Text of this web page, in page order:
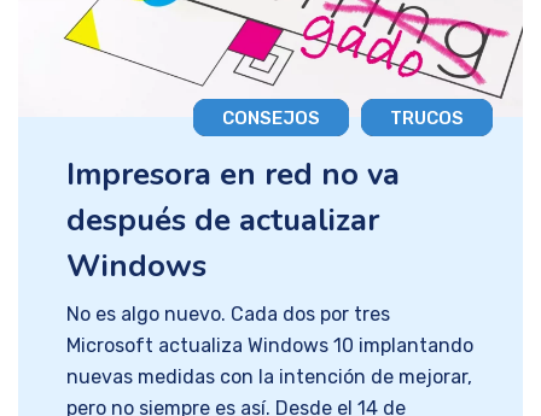
CONSEJOS TRUCOS
Impresora en red no va
después de actualizar
Windows
No es algo nuevo. Cada dos por tres Microsoft actualiza Windows 10 implantando nuevas medidas con la intención de mejorar, pero no siempre es así. Desde el 14 de Septiembre con la actualización mensual del sistema operativo, muchos tenemos serios problemas para que nuestras impresoras funcionen en red. Al final del artículo puedes descargar el parche para solucionar el error!! Esperábamos una solución con el reajuste de octubre, pero no llegó. El día 11 llegó la de noviembre, que tampoco incluía un remedio definitivo. Bueno, ni parcial. La pesadilla viene de lejos PrintNightmare, una vulnerabilidad de Windows 10 en la cola de impresión, permite ejecutar código remoto, y desde hace mucho hackers han aprovechado a quienes no parchean sus equipos para hacer de las suyas. Tras conocer una nueva debilidad en Junio de este mismo año, los de Redmond no perdieron tiempo y en tres meses ya tenían preparada su solución. Se conoce que con tanta prisa esta gente no hizo las comprobaciones necesarias para que quienes imprimían documentos en red no se vuelvan locos actualmente para poder conectar sus dispositivos a las impresoras. Aquí te espero… Confiando en las famosas actualizaciones mensuales de Win, todos esperamos al día 12 de octubre, a ver qué pasaba. Nada, todo sigue igual, o al menos muchos seguíamos sin esa solución. .-Tranquilos, que en la de noviembre ( llegó el día 11) todo se solucionará. – Nanay. Ha llegado la fecha, la actualización, y el error se repite. Qué desastre, amigos. Los remedios, pff… Bueno, parece que las actualizaciones KB5005565, KB500556, 6KB5006670 y la del día 12, que ni recuerdo el nombre, son las causantes del desaguisado. Pues la solución más utilizada ha sido la propuesta por los usuarios de un conocido foro de discusión llamado BleepingComputer. Desinstalar estas actualizaciones, a la espera de que Microsoft responda con una nueva que nos despierte de la pesadilla. Más adelante en ese mismo foro plantearon otra solución que me llamó la atención. La solución, que no es mía, pero lo será Los foreros de BleepingComputer proponían rescatar la librería de la cola de impresión de la última versión de Windows en la que funcionaba e intercambiarla por la nueva. Me gustó. Y es que, renunciar a todos los parches que puedan solucionar estas actualizaciones desinstalándolas me parece demasiado riesgo para mis equipos. Elijo el mal menor, puesto que, la solución de cambiar la dll también provocará vulnerabilidad añadida. Pues manos a la obra. Siguiendo las instrucciones que encontré en el dichoso foro, las tareas a realizar iban a ser las siguientes, Crear una entrada en el registro (RpcAuthnLevelPrivacyEnabled). Microsoft desde la actualización de setiembre habilitó la mitigación CVE-2021-1678. con esta entrada , la anularemos. Conseguir el archivo win32spl.dll de un equipo que no se hubiese actualizado, y reemplazarlo por el actual, esto devolverá la normalidad a cada equipo de nuestra red. Parece fácil, verdad. Pues no Al tajo, lo primero, al registro. Para ahorrarme el currazo de fotografiar todo el proceso voy a hacer acopio de lo que publicó en su momento appuals.com y mato dos pajareles de un tiro. Vosotros aprendéis el proceso, y yo me dedico al final de la publicación. Así que ya sabéis, visitad appuals.com, (¡qué buenos son, los padres franciscanos, qué buenos son, que nos llevan de excursión. nianoniii!). Nota: Las instrucciones a continuación son idénticas independientemente de si está en Windows 10 o Windows 11. Presione la tecla de Windows + R para abrir un cuadro de diálogo Ejecutar . Luego, escriba ‘regedit’ dentro del cuadro de texto y presione Ctrl + Shift + Enter para abrir el Editor del Registro con privilegios administrativos. Abrir una nueva ventana del Editor del registro Una vez que se le solicite el mensaje de Control de cuentas de usuario , haga clic en Sí para otorgar privilegios administrativos. Una vez que esté dentro del Editor del registro, use el menú de la izquierda para navegar a la siguiente ubicación: HKEY_LOCAL_MACHINE \ System \ CurrentControlSet \ Control \ Print Nota: Puede navegar a esta ubicación manualmente (haciendo clic en cada tecla) o puede pegar la ruta completa en la barra de navegación en la parte superior y presionar Enter para llegar allí instantáneamente. Una vez que esté dentro de la ubicación correcta, asegúrese de que la tecla Imprimir esté seleccionada, luego muévase a la sección de la derecha, haga clic con el botón derecho en un espacio vacío y seleccione Nuevo> Valor DWORD de 32 bits . Creando un nuevo valor DWORD A continuación, nombrar el valor de registro recién creado como RpcAuthnLevelPrivacyEnabled y presione Entrar para guardar los cambios. Finalmente, haga doble clic en el valor RpcAuthnLevelPrivacyEnabled recién creado . Una vez que esté dentro del menú Editar , establezca la Base en Hexadecimal y los Datos del valor en 0 antes de hacer clic en Aceptar para guardar los cambios. Edición de la clave RpcAuthnLevelPrivacyEnabled Una vez que se haya completado esta modificación, reinicie su PC. Total, ná. No se vayan todavía, aún hay más Si, si. Esa era la primera tarea, ahora hay que reemplazar el dichoso archivo. Pan comido, ¿verdad? Prrrrtz. Para entender que no es tan fácil os diré que el archivo está «protegido» por TrustInstaller, y si no fuera poco, está controlado por un servicio que está siempre en ejecución. En internet hay varios sitios desde donde conseguir el archivo deseado: win32spl.dll. Demos por sentado que ya lo tenemos descargado y a buen recaudo. Primero hay que detener el servicio «cola de impresión» pulsando el atajo de teclado Windows + R, y escribiendo services.msc. Tras esto hacemos clic en Aceptar. En la ventana que aparecerá, veremos una lista. Tenemos que buscar Cola de impresión y seleccionar el elemento. A la izquierda de la ventana veremos dos opciones. Una para detener el servicio y otra para reiniciar el servicio. Tened esto en cuenta porque ahora lo vamos a detener, pero al terminar, lo hemos de reiniciar… Ya está parada la cola, vamos a reemplazar el archivo, que como os decía anteriormente, es propiedad de TrustInstaller. Para explicar como cambiar esa propiedad volveré a hacer acopio de datos de otra web en la que lo explican muy bien. troubleshootingcentral.com Esta buena gente se ha pegado un currazo para darnos el tostón, estooo, para hacernos un tutorial para apropiarnos del derecho a modificar el ansiado archivo dll. Ahí va. Ya lo dijo Manuel Luque, protagonista del anuncio de Colón. Vaya a troubleshootingcentral.com y si encuentra algo mejor, visítelo( me ahorro un montón de tecleo, que menos que hacerles publicidad, ¿eh?). La forma más fácil de obtener la propiedad de un archivo o carpeta que desea modificar, acceder o eliminar es a través de su explorador de archivos y con permisos especiales avanzados. Para utilizar este método, inicie sesión como administrador y luego complete los siguientes pasos. Abra su explorador de archivos y busque el archivo o carpeta que desea modificar, eliminar o adquirir propiedad. Haga clic derecho en el archivo o carpeta y elija propiedades en el menú que aparece. En la ventana de propiedades, haga clic en la pestaña de seguridad en la parte superior. Debajo del cuadro «permisos para el sistema», verá un botón avanzado con un texto a la izquierda que dice: para permisos especiales o configuraciones avanzadas, haga clic en avanzado. Haga clic en el botón avanzado. En la ventana de configuración de seguridad avanzada que aparece, verá que el propietario del archivo es TrustedInstaller. Al lado del nombre, habrá un pequeño hipervínculo que dice, «cambiar» – haga clic en él. Para los usuarios de Windows 7, navegue hasta la pestaña «propietario» y haga clic en editar. En la nueva ventana que aparece, deberá escribir el nombre de usuario que está usando en su sistema y luego hacer clic en el botón de verificación de nombres. Windows comprobará automáticamente el nombre y completará el nombre completo del objeto por usted. Una vez hecho esto, podrá hacer clic en el botón Aceptar. Para los usuarios de Windows 7, haga clic en «otros usuarios o grupos» y continúe con el paso 5. Tenga en cuenta: si el nombre de su cuenta no aparece, puede buscarlo manualmente en la lista de usuarios. De vuelta en la ventana de configuración de seguridad avanzada, aparecerá una nueva línea debajo de la línea del propietario que acaba de cambiar. Se leerá “reemplazar propietario en subcontenedores y objetos” – marque esta casilla para asegurarse de que todas las subcarpetas o archivos asociados con este archivo o carpeta también tengan su propiedad cambiada. Esto es bueno, ya que significa que no tendrá que repetir los pasos 1-5 para todos los subdirectorios presentes. Pulsa el botón de aplicar. Cierre la ventana de propiedades y vuelva a abrirla. Seleccione la pestaña de seguridad en la parte superior nuevamente y haga clic en el botón avanzado nuevamente. En la ventana de permisos , seleccione el botón Agregar. Elija » seleccionar un director » e ingrese su nombre de usuario y marque todas las casillas de permisos o, si están disponibles, elija el control total. Golpea bien. Ahora marque la casilla que dice, «reemplace todas las entradas de permisos de objetos secundarios con entradas de permisos heredables de este objeto» y presione el botón Aplicar. Ahora la propiedad pasará de TrustedInstaller a usted. Ya no necesitará permiso del TrustedInstaller para realizar la acción que deseaba en dicho archivo o carpeta y en todos los subdirectorios que contiene. Nota: Si está utilizando Windows 7, se aplican los mismos pasos, pero es posible que deba navegar a la pestaña de propietario y hacer clic en el botón editar en la ventana de configuración de seguridad avanzada y luego usar «otros usuarios o grupos» para ingresar su nombre de usuario. para el proceso del nombre del cheque. Los hemos incluido como extra en los pasos anteriores. Vaya coñazo, y aún nos queda un poco. Es momento de copia